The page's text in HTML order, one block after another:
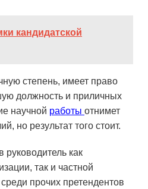
кандидатской
степень, имеет право
должность и приличных
научной работы отнимет
но результат того стоит.
руководитель как
так и частной
прочих претендентов